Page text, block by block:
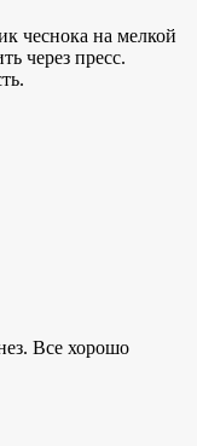
чеснока на мелкой
через пресс.
Все хорошо